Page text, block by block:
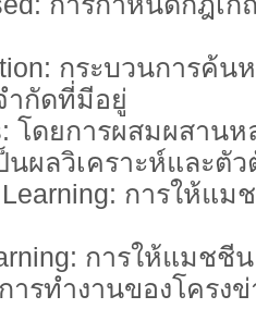
กระบวนการค้นห
ำกัดที่มีอยู่
ยการผสมผสานห
นผลวิเคราะห์และตั
การให้แมช
การให้แมชชีนเ
ารทำงานของโครง